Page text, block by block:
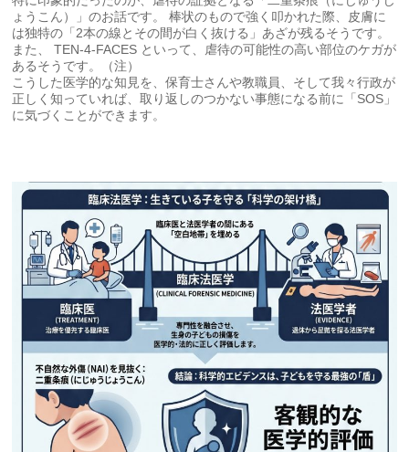
ょうこん）」のお話です。 棒状のもので強く叩かれた際、皮膚に
は独特の「2本の線とその間が白く抜ける」あざが残るそうです。
また、 TEN-4-FACES といって、虐待の可能性の高い部位のケガが
あるそうです。（注）
こうした医学的な知見を、保育士さんや教職員、そして我々行政が
正しく知っていれば、取り返しのつかない事態になる前に「SOS」
に気づくことができます。